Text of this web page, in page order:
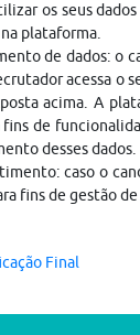
os seus
plataforma.
de dados: o
acessa o
acima. A
de
desses dados.
caso o
fins de gestão
Final